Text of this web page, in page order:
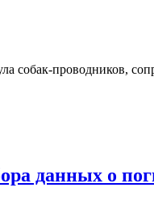
собак-проводников,
данных о